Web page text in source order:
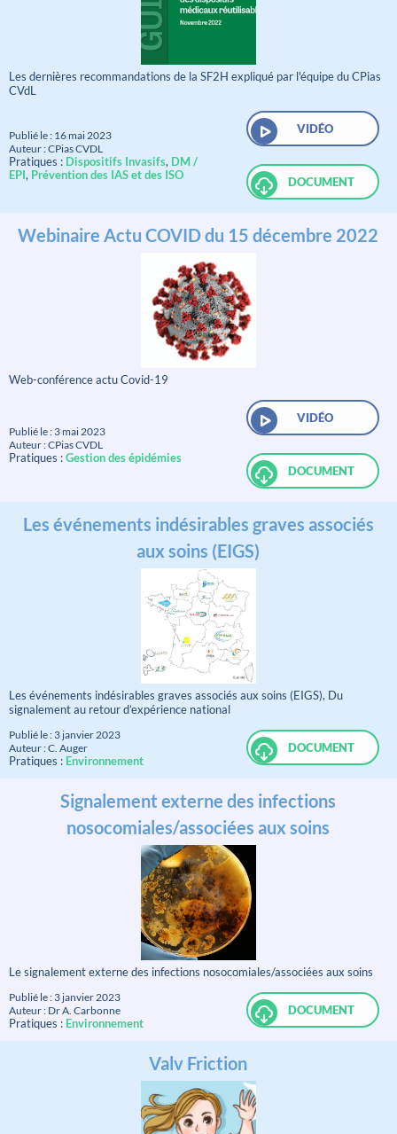
Les dernières recommandations de la SF2H expliqué par l'équipe du CPias
CVdL
Publié le : 16 mai 2023
Auteur : CPias CVDL
Pratiques : Dispositifs Invasifs, DM /
EPI, Prévention des IAS et des ISO
VIDÉO
DOCUMENT
Webinaire Actu COVID du 15 décembre 2022
Web-conférence actu Covid-19
Publié le : 3 mai 2023
Auteur : CPias CVDL
Pratiques :Gestion des épidémies
VIDÉO
DOCUMENT
Les événements indésirables graves associés
aux soins (EIGS)
Les événements indésirables graves associés aux soins (EIGS), Du
signalement au retour d’expérience national
Publié le : 3 janvier 2023
Auteur : C. Auger
Pratiques : Environnement
DOCUMENT
Signalement externe des infections
nosocomiales/associées aux soins
Le signalement externe des infections nosocomiales/associées aux soins
Publié le : 3 janvier 2023
Auteur : Dr A. Carbonne
Pratiques : Environnement
DOCUMENT
Valv Friction